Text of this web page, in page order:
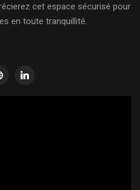
cet espace sécurisé pour
en toute tranquillité.